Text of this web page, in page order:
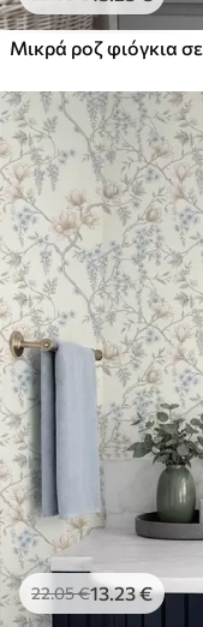
Μικρά ροζ φιόγκια
22.05€13.23€